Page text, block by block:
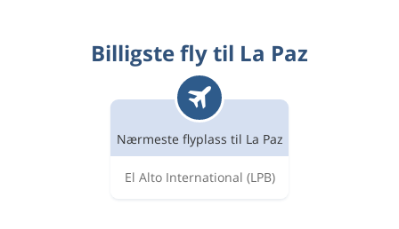
Billigste fly til La Paz
Nærmeste flyplass til La Paz
El Alto International (LPB)